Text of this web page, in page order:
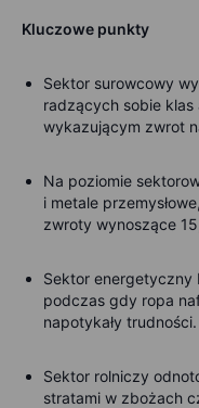
Kluczowe punkty
Sektor surowcowy
radzących sobie klas
wykazującym zwrot
Na poziomie
i metale
zwroty wynoszące
Sektor energetyczny
podczas gdy ropa
napotykały trudności.
Sektor rolniczy
stratami w zbożach